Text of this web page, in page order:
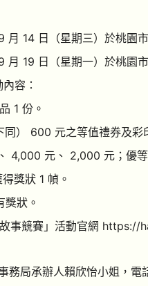
月 14 日（星期三）於桃園
月 19 日（星期一）於桃園
容：
1 份。
） 600 元之等值禮券及彩
4,000 元、 2,000 元；優
獎狀 1 幀。
獎狀。
事競賽」活動官網
務局承辦人賴欣怡小姐，